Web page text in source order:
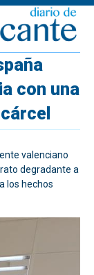
con una
valenciano
degradante a
los hechos